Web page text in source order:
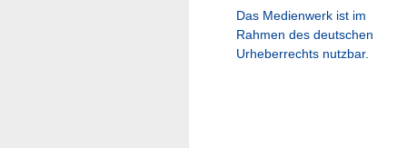
Das Medienwerk ist im
Rahmen des deutschen
Urheberrechts nutzbar.